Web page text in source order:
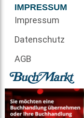
IMPRESSUM
Impressum
Datenschutz
AGB